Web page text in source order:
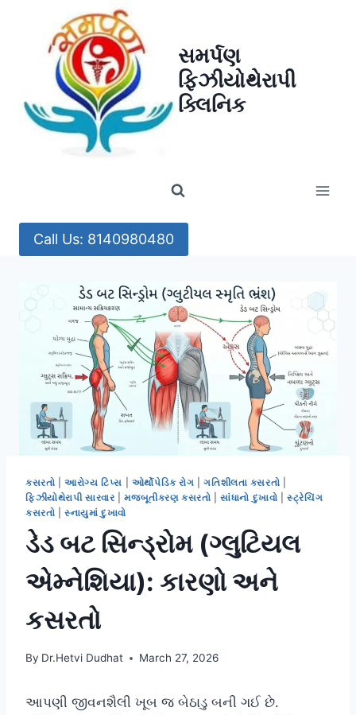
સમર્પણ
ફિઝીયોથેરાપી
ક્લિનિક
Call Us: 8140980480
કસરતો |આરોગ્ય ટિપ્સ ઓર્થોપેડિક રોગ |ગતિશીલતા કસરતો
ફિઝીયોથેરાપી સારવાર |મજબૂતીકરણ કસરતો |સાંધાનો દુખાવો |સ્ટ્રેચિંગ
કસરતો |સ્નાયુમાં દુખાવો
ડેડ બટ સિન્ડ્રોમ (ગ્લુટિયલ
એમ્નેશિયા): કારણો અને
કસરતો
By Dr.Hetvi Dudhat March 27, 2026
આપણી જીવનશૈલી ખૂબ જ બેઠાડુ બની ગઈ છે.